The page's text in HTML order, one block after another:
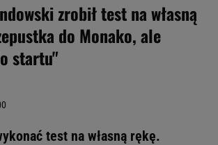
zrobił test na własną
do Monako, ale
startu"
test na własną rękę.